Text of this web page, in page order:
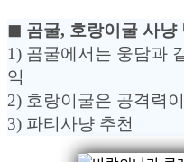
◼︎ 곰굴, 호랑이굴 사냥
1) 곰굴에서는 웅담과
익
2) 호랑이굴은 공격력
3) 파티사냥 추천